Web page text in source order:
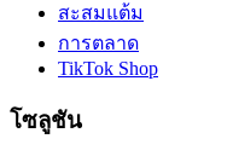
สะสมแต้ม
การตลาด
TikTok Shop
โซลูชัน